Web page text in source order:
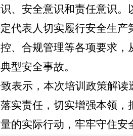
、 安全意识和责任意识。
代表人切实履行安全生
、合规管理等各项要求
型安全事故。
致表示，本次培训政策解
实责任，切实增强本领，
的实际行动，牢牢守住安